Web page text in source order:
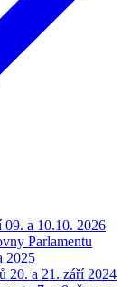
09. a 10.10. 2026
Parlamentu
2025
20. a 21. září 2024